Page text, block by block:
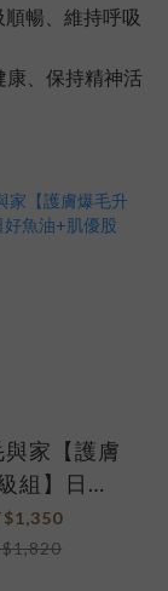
順暢、維持呼吸
康、保持精神活
家【護膚
組】日日
+肌優股